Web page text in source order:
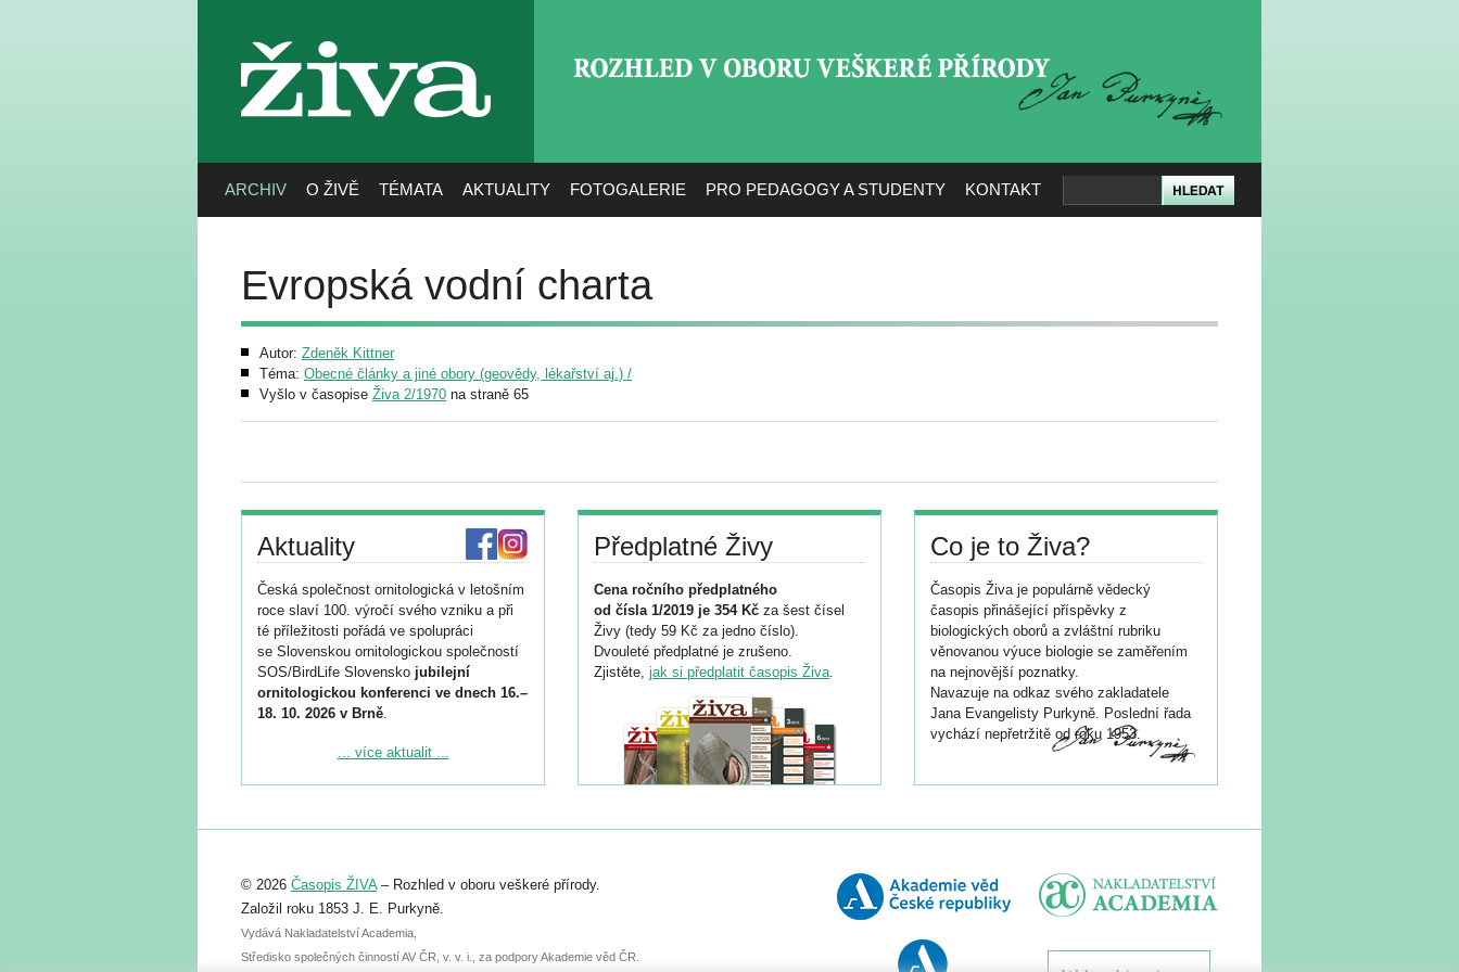
živa
ARCHIV O ŽIVĚ TÉMATA AKTUALITY FOTOGALERIE PRO PEDAGOGY A STUDENTY KONTAKT
Evropská vodní charta
Autor: Zdeněk Kittner
Téma: Obecné články a jiné obory (geovědy, lékařství aj.) /
Vyšlo v časopise Živa 2/1970 na straně 65
Aktuality
Česká společnost ornitologická v letošním
roce slaví 100. výročí svého vzniku a při
té příležitosti pořádá ve spolupráci
se Slovenskou ornitologickou společností
SOS/BirdLife Slovensko jubilejní
ornitologickou konferenci ve dnech 16.–
18. 10. 2026 v Brně.
Podrobnější informace ke konferenci
Registrovat se můžete do 6. září.
abstraktu přihlášené přednášky nebo
posteru je už 30. června.
... více aktualit ...
Předplatné Živy
Cena ročního předplatného
od čísla 1/2019 je 354 Kč za šest čísel
Živy (tedy 59 Kč za jedno číslo).
Dvouleté předplatné je zrušeno.
Zjistěte, jak si předplatit časopis Živa.
Co je to Živa?
Časopis Živa je populárně vědecký
časopis přinášející příspěvky z
biologických oborů a zvláštní rubriku
věnovanou výuce biologie se zaměřením
na nejnovější poznatky.
Navazuje na odkaz svého zakladatele
Jana Evangelisty Purkyně. Poslední řada
vychází nepřetržitě od roku 1953.
© 2026 Časopis ŽIVA– Rozhled v oboru veškeré přírody.
Založil roku 1853 J. E. Purkyně.
Vydává Nakladatelství Academia,
Středisko společných činností AV ČR, v. v. i., za podpory Akademie věd ČR.